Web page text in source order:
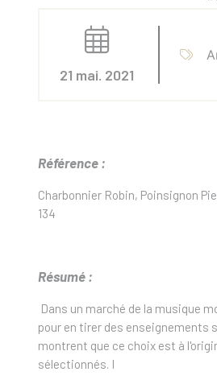
21 mai. 2021
Référence :
Charbonnier Robin, Poinsignon
134
Résumé :
Dans un marché de la musique
pour en tirer des enseignements
montrent que ce choix est à
sélectionnés. I